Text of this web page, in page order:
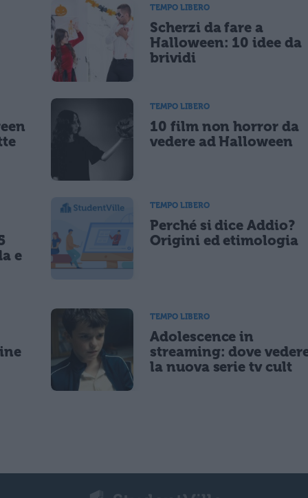
di marketing diretto con modalità automatizzate o tradizionali
TEMPO LIBERO
Scherzi da fare a
Halloween: 10 idee da
brividi
TEMPO LIBERO
10 film non horror da
vedere ad Halloween
e
TEMPO LIBERO
Perché si dice Addio?
Origini ed etimologia
TEMPO LIBERO
Adolescence in
streaming: dove
la nuova serie tv cult